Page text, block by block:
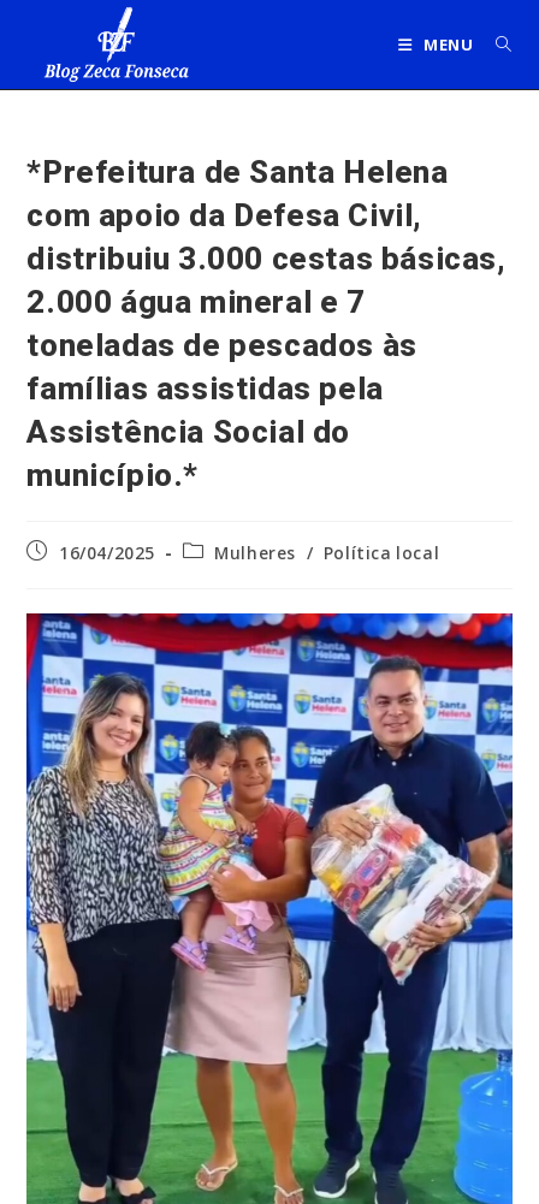
MENU
*Prefeitura de Santa Helena
com apoio da Defesa Civil,
distribuiu 3.000 cestas básicas,
2.000 água mineral e 7
toneladas de pescados às
famílias assistidas pela
Assistência Social do
município.*
Post16/04/2025
Categoria
Mulheres / Política local